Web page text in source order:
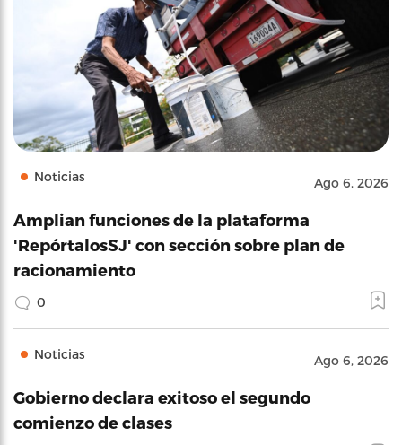
Noticias Ago 6, 2026
Amplian funciones de la plataforma
'RepórtalosSJ' con sección sobre plan de
racionamiento
0
Noticias Ago 6, 2026
Gobierno declara exitoso el segundo
comienzo de clases